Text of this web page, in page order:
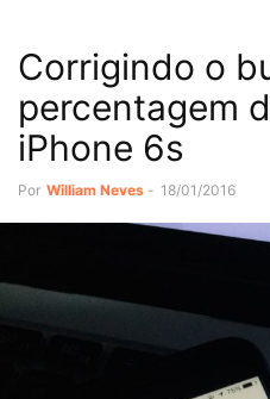
Corrigindo o
percentagem
iPhone 6s
Por William Neves - 18/01/2016